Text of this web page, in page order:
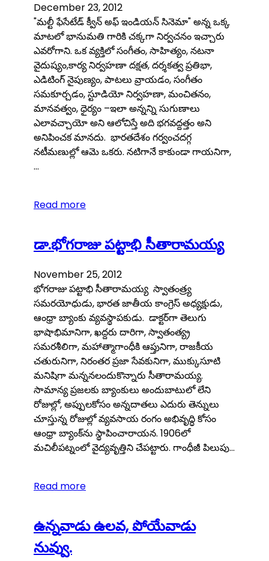
December 23, 2012
"మల్టీ ఫేసేటేడ్ క్వీన్ అఫ్ ఇండియన్ సినెమా" అన్న ఒక్క
మాటలో భానుమతి గారికి చక్కగా నిర్వచనం ఇచ్చారు
ఎవరోగాని. ఒక వ్యక్తిలో సంగీతం, సాహిత్యం, నటనా
వైదుష్యం,కార్య నిర్వహణా దక్షత, దర్శకత్వ ప్రతిభా,
ఎడిటింగ్ నైపుణ్యం, పాటలు వ్రాయడం, సంగీతం
సమకూర్చడం, స్టూడియో నిర్వహణా, మంచితనం,
మానవత్వం, ధైర్యం –ఇలా అన్నన్ని సుగుణాలు
ఎలావచ్చాయో అని ఆలోచిస్తే అది భగవద్దత్తం అని
అనిపించక మానదు. భారతదేశం గర్వంచదగ్గ
నటీమణుల్లో ఆమె ఒకరు. నటిగానే కాకుండా గాయనిగా,
…
Read more
డా.భోగరాజు పట్టాభి సీతారామయ్య
November 25, 2012
భోగరాజు పట్టాభి సీతారామయ్య స్వాతంత్ర్య
సమరయోధుడు, భారత జాతీయ కాంగ్రెస్ అధ్యక్షుడు,
ఆంధ్రా బ్యాంకు వ్యవస్థాపకుడు. డాక్టర్‌గా తెలుగు
భాషాభిమానిగా, ఖద్దరు దారిగా, స్వాతంత్య్ర
సమరశీలిగా, మహాత్మాగాంధీకి ఆప్తునిగా, రాజకీయ
చతురునిగా, నిరంతర ప్రజా సేవకునిగా, ముక్కుసూటి
మనిషిగా మన్ననలందుకొన్నారు సీతారామయ్య.
సామాన్య ప్రజలకు బ్యాంకులు అందుబాటులో లేని
రోజుల్లో, అప్పులకోసం అన్నదాతలు ఎదురు తెన్నులు
చూస్తున్న రోజుల్లో వ్యవసాయ రంగం అభివృద్ధి కోసం
ఆంధ్రా బ్యాంక్‌ను స్థాపించారాయన. 1906లో
మచిలీపట్నంలో వైద్యవృత్తిని చేపట్టారు. గాంధీజీ పిలుపు…
Read more
ఉన్నవాడు ఉలవ, పోయేవాడు
నువ్వు.